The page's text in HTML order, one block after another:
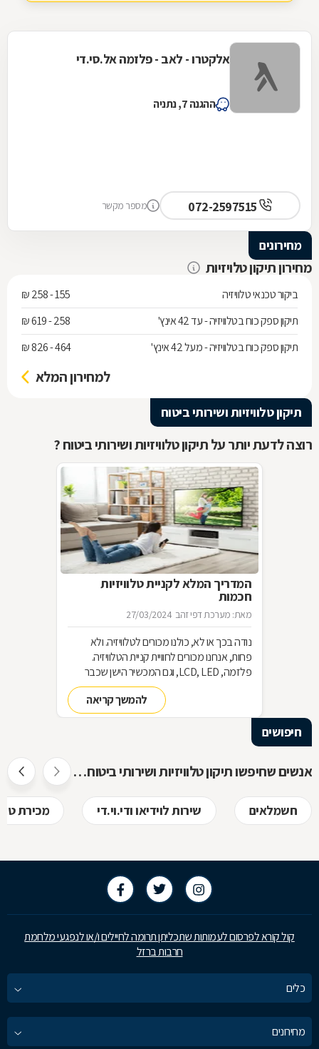
אלקטרו - לאב - פלזמה אל.סי.די
ההגנה 7, נתניה
מספר מקשר
מחירונים
מחירון תיקון טלויזיות
ביקור טכנאי טלוויזיה
155 - 258 ₪
תיקון ספק כוח בטלוויזיה - עד 42 אינץ'
258 - 619 ₪
תיקון ספק כוח בטלוויזיה - מעל 42 אינץ'
464 - 826 ₪
למחירון המלא
תיקון טלוויזיות ושירותי ביטוח
רוצה לדעת יותר על תיקון טלוויזיות ושירותי ביטוח ?
המדריך המלא לקניית טלוויזיות
חכמות
מאת: מערכת דפי זהב 27/03/2024
נודה בכך או לא, כולנו מכורים לטלוויזיה. ולא
פחות, אנחנו מכורים לחוויית קניית הטלוויזיה.
פלזמה, LCD, LED, וגם המכשיר הישן שכבר
שכחנו את שמו. כל כך הרבה אפשרויות וכל כך
מעט זמן. אז בשביל זה אנחנו כאןלהמשך קריאה
חיפושים
אנשים שחיפשו תיקון טלוויזיות ושירותי ביטוח חיפשו גם
חשמלאים שירות לוידיאו ודי.וי.די מכירת
קול קורא לפרסום לעמותות שתכליתן תרומה לחיילים ו/או לנפגעי מלחמת
חרבות ברזל
כלים
מחירונים